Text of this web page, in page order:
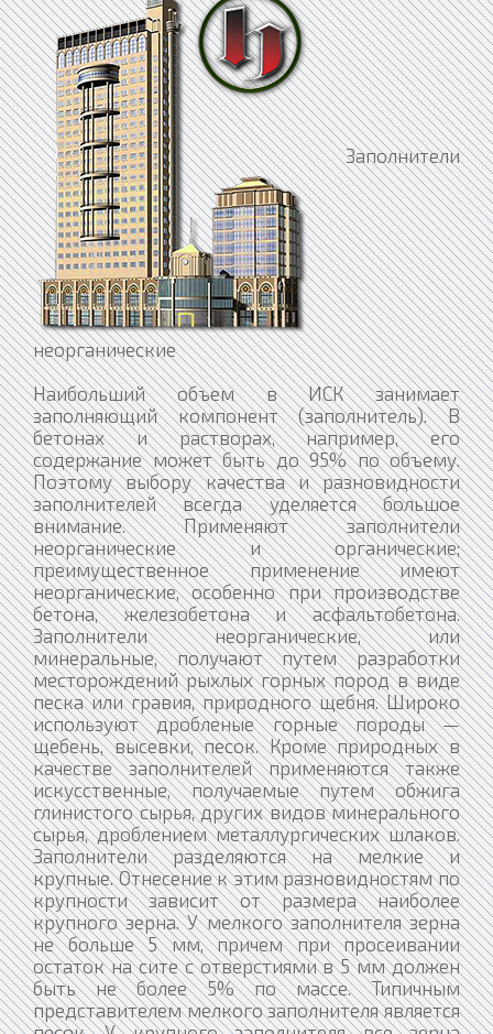
Заполнители
неорганические
Наибольший объем в ИСК занимает
заполняющий компонент (заполнитель). В
бетонах и растворах, например, его
содержание может быть до 95% по объему.
Поэтому выбору качества и разновидности
заполнителей всегда уделяется большое
внимание. Применяют заполнители
неорганические и органические;
преимущественное применение имеют
неорганические, особенно при производстве
бетона, железобетона и асфальтобетона.
Заполнители неорганические, или
минеральные, получают путем разработки
месторождений рыхлых горных пород в виде
песка или гравия, природного щебня. Широко
используют дробленые горные породы —
щебень, высевки, песок. Кроме природных в
качестве заполнителей применяются также
искусственные, получаемые путем обжига
глинистого сырья, других видов минерального
сырья, дроблением металлургических шлаков.
Заполнители разделяются на мелкие и
крупные. Отнесение к этим разновидностям по
крупности зависит от размера наиболее
крупного зерна. У мелкого заполнителя зерна
не больше 5 мм, причем при просеивании
остаток на сите с отверстиями в 5 мм должен
быть не более 5% по массе. Типичным
представителем мелкого заполнителя является